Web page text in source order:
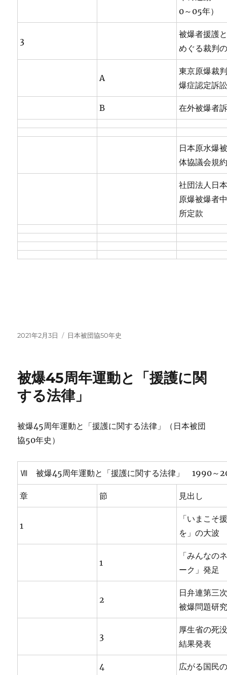
0～05年）
3
被爆者援護
めぐる裁判
A
東京原爆裁
爆症認定訴
B 在外被爆者
日本原水爆
体協議会規
社団法人日
原爆被爆者
所定款
投
2021年2月3日
カ
ー
日本被団協50年史
被爆45周年運動と「援護に関
する法律」
被爆45周年運動と「援護に関する法律」（日本被団
協50年史）
Ⅶ 被爆45周年運動と「援護に関する法律」 1990～
章 節 見出し
1
「いまこそ
を」の大波
1
「みんなの
ーク」発足
2
日弁連第三
被爆問題研
3
厚生省の死
結果発表
4 広がる国民